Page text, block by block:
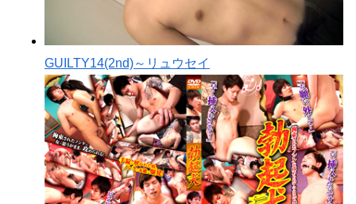
GUILTY14(2nd)～リュウセイ